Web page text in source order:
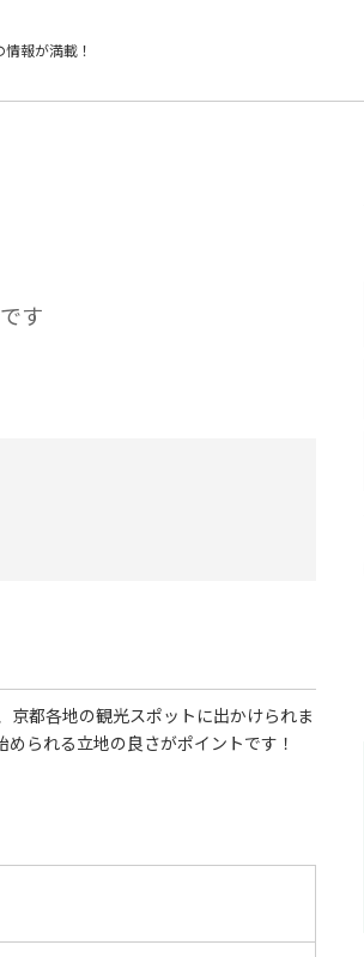
報が満載！
す
京都各地の観光スポットに出かけられま
られる立地の良さがポイントです！